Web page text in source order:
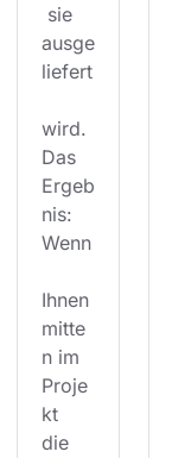
sie
ausge
liefert
wird.
Das
Ergeb
nis:
Wenn
Ihnen
mitte
n im
Proje
kt
die